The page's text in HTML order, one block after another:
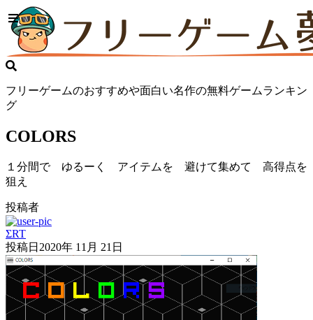
フリーゲームのおすすめや面白い名作の無料ゲームランキン
グ
COLORS
１分間で ゆるーく アイテムを 避けて集めて 高得点を
狙え
投稿者
ΣRT
投稿日 2020年 11月 21日